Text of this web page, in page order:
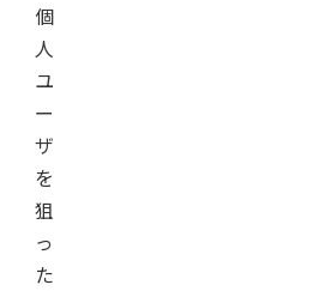
個
人
ユ
ー
ザ
を
狙
っ
た